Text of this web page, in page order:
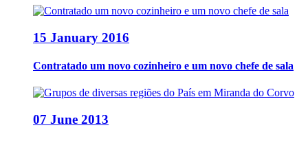
15 January 2016
Contratado um novo cozinheiro e um novo chefe de sala
07 June 2013